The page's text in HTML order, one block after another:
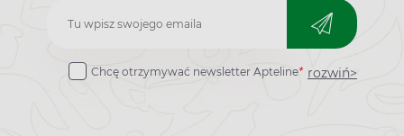
Zapisz
do
Chcę otrzymywać newsletter Apteline* rozwiń>